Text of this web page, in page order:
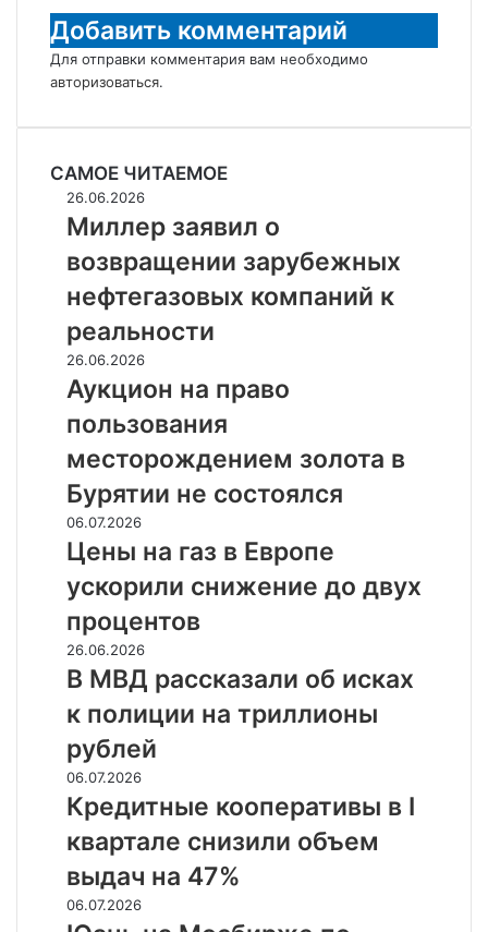
Добавить комментарий
Для отправки комментария вам необходимо
авторизоваться.
САМОЕ ЧИТАЕМОЕ
Миллер
заявил
возвращении
зарубежных
нефтегазовых
компаний
к
реальности
26.06.2026
Миллер заявил о
возвращении зарубежных
нефтегазовых компаний к
реальности
Аукцион
на
право
пользования
месторождением
золота
в
Бурятии
не
состоялся
26.06.2026
Аукцион на право
пользования
месторождением золота в
Бурятии не состоялся
Цены
на
газ
в
Европе
ускорили
снижение
до
двух
процентов
06.07.2026
Цены на газ в Европе
ускорили снижение до двух
процентов
В
МВД
рассказали
об
исках
к
полиции
на
триллионы
рублей
26.06.2026
В МВД рассказали об исках
к полиции на триллионы
рублей
Кредитные
кооперативы
квартале
снизили
объем
06.07.2026
Кредитные кооперативы в I
квартале снизили объем
выдач на 47%
Юань
на
06.07.2026